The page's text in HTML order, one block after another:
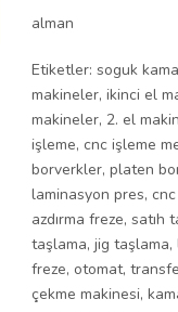
alman
Etiketler: soguk
makineler, ikinci el
makineler, 2. el
işleme, cnc işleme
borverkler, platen
laminasyon pres,
azdırma freze, satıh
taşlama, jig taşlama,
freze, otomat,
çekme makinesi,